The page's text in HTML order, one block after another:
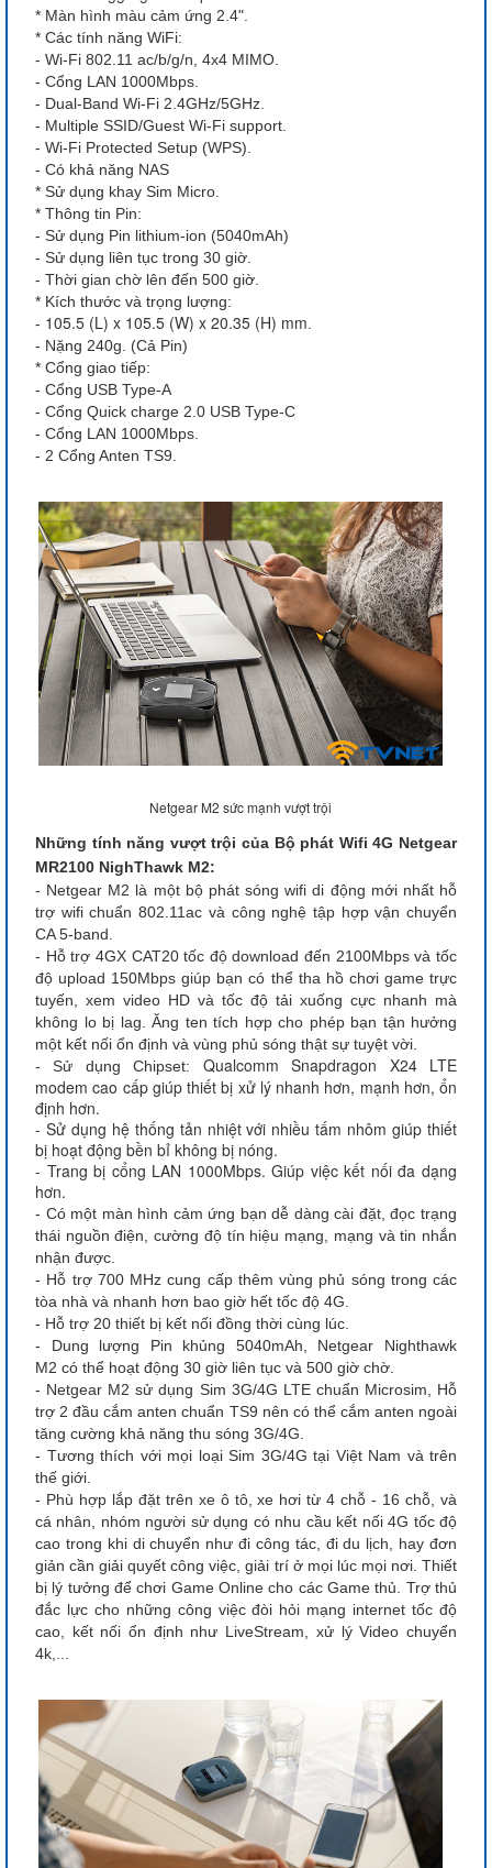
* Màn hình màu cảm ứng 2.4".
* Các tính năng WiFi:
- Wi-Fi 802.11 ac/b/g/n, 4x4 MIMO.
- Cổng LAN 1000Mbps.
- Dual-Band Wi-Fi 2.4GHz/5GHz.
- Multiple SSID/Guest Wi-Fi support.
- Wi-Fi Protected Setup (WPS).
- Có khả năng NAS
* Sử dụng khay Sim Micro.
* Thông tin Pin:
- Sử dụng Pin lithium-ion (5040mAh)
- Sử dụng liên tục trong 30 giờ.
- Thời gian chờ lên đến 500 giờ.
* Kích thước và trọng lượng:
- 105.5 (L) x 105.5 (W) x 20.35 (H) mm.
- Nặng 240g. (Cả Pin)
* Cổng giao tiếp:
- Cổng USB Type-A
- Cổng Quick charge 2.0 USB Type-C
- Cổng LAN 1000Mbps.
- 2 Cổng Anten TS9.
Netgear M2 sức mạnh vượt trội
Những tính năng vượt trội của Bộ phát Wifi 4G Netgear
MR2100 NighThawk M2:
- Netgear M2 là một bộ phát sóng wifi di động mới nhất hỗ
trợ wifi chuẩn 802.11ac và công nghệ tập hợp vận chuyển
CA 5-band.
- Hỗ trợ 4GX CAT20 tốc độ download đến 2100Mbps và tốc
độ upload 150Mbps giúp bạn có thể tha hồ chơi game trực
tuyến, xem video HD và tốc độ tải xuống cực nhanh mà
không lo bị lag. Ăng ten tích hợp cho phép bạn tận hưởng
một kết nối ổn định và vùng phủ sóng thật sự tuyệt vời.
- Sử dụng Chipset: Qualcomm Snapdragon X24 LTE
modem cao cấp giúp thiết bị xử lý nhanh hơn, mạnh hơn, ổn
định hơn.
- Sử dụng hệ thống tản nhiệt với nhiều tấm nhôm giúp thiết
bị hoạt động bền bỉ không bị nóng.
- Trang bị cổng LAN 1000Mbps. Giúp việc kết nối đa dạng
hơn.
- Có một màn hình cảm ứng bạn dễ dàng cài đặt, đọc trạng
thái nguồn điện, cường độ tín hiệu mạng, mạng và tin nhắn
nhận được.
- Hỗ trợ 700 MHz cung cấp thêm vùng phủ sóng trong các
tòa nhà và nhanh hơn bao giờ hết tốc độ 4G.
- Hỗ trợ 20 thiết bị kết nối đồng thời cùng lúc.
- Dung lượng Pin khủng 5040mAh, Netgear Nighthawk
M2 có thể hoạt động 30 giờ liên tục và 500 giờ chờ.
- Netgear M2 sử dụng Sim 3G/4G LTE chuẩn Microsim, Hỗ
trợ 2 đầu cắm anten chuẩn TS9 nên có thể cắm anten ngoài
tăng cường khả năng thu sóng 3G/4G.
- Tương thích với mọi loại Sim 3G/4G tại Việt Nam và trên
thế giới.
- Phù hợp lắp đặt trên xe ô tô, xe hơi từ 4 chỗ - 16 chỗ, và
cá nhân, nhóm người sử dụng có nhu cầu kết nối 4G tốc độ
cao trong khi di chuyển như đi công tác, đi du lịch, hay đơn
giản cần giải quyết công việc, giải trí ở mọi lúc mọi nơi. Thiết
bị lý tưởng để chơi Game Online cho các Game thủ. Trợ thủ
đắc lực cho những công việc đòi hỏi mạng internet tốc độ
cao, kết nối ổn định như LiveStream, xử lý Video chuyển
4k,...